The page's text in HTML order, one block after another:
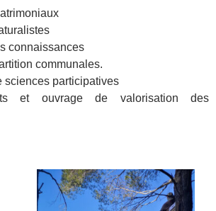
connaissances
communales.
sciences participatives
et ouvrage de valorisation des